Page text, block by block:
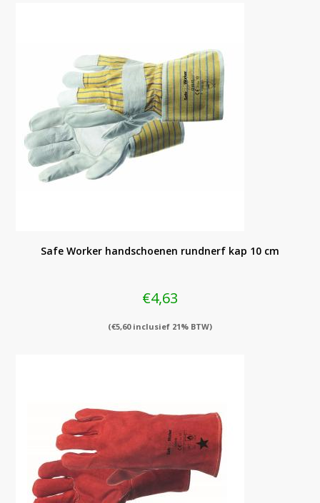
Safe Worker handschoenen rundnerf kap 10 cm
€4,63
(€5,60inclusief 21% BTW)